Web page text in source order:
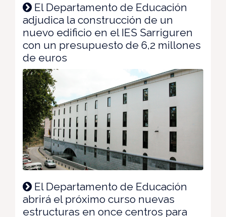
El Departamento de Educación
adjudica la construcción de un
nuevo edificio en el IES Sarriguren
con un presupuesto de 6,2 millones
de euros
El Departamento de Educación
abrirá el próximo curso nuevas
estructuras en once centros para